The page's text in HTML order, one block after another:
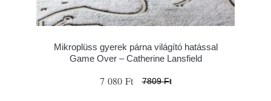
Mikroplüss gyerek párna világító hatással
Game Over – Catherine Lansfield
7 080 Ft 7809 Ft